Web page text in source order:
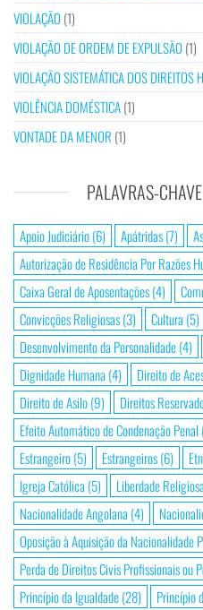
VIOLAÇÃO (1)
VIOLAÇÃO DE ORDEM DE EXPULSÃO (1)
VIOLAÇÃO SISTEMÁTICA DOS DIREITOS
VIOLÊNCIA DOMÉSTICA(1)
VONTADE DA MENOR (1)
PALAVRAS-
Apoio Judiciário(6) Apátridas(7)
Autorização de Residência Por Razões
Caixa Geral de Aposentações(4)
Convicções Religiosas(3) Cultura (5)
Desenvolvimento da Personalidade(4)
Dignidade Humana (4) Direito de
Direito de Asilo(9) Direitos
Efeito Automático de Condenação Penal
Estrangeiro(5) Estrangeiros(6)
Igreja Católica (5) Liberdade Religiosa
Nacionalidade Angolana (4)
Oposição à Aquisição da Nacionalidade
Perda de Direitos Civis Profissionais ou
Princípio da Igualdade(28) Princípio